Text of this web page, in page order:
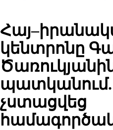
կենտրոնը
պատկանում.
չստացվեց